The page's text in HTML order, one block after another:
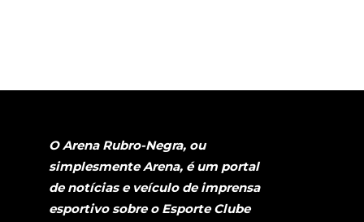
O Arena Rubro-Negra, ou
simplesmente Arena, é um portal
de notícias e veículo de imprensa
esportivo sobre o Esporte Clube